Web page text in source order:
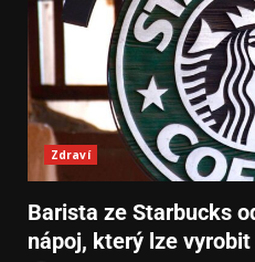
Zdraví
Barista ze Starbucks
nápoj, který lze vyrobit